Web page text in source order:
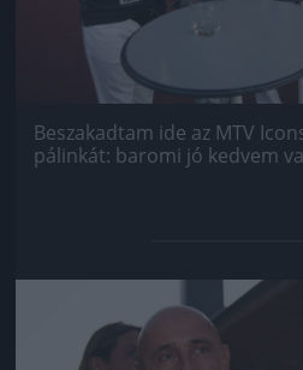
Beszakadtam ide az MTV
pálinkát: baromi jó kedvem
Jön még